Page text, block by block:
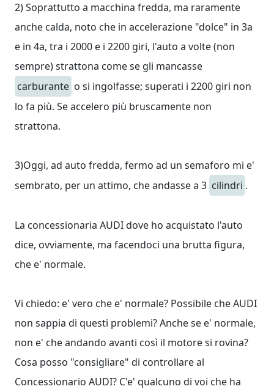
2) Soprattutto a macchina fredda, ma raramente
anche calda, noto che in accelerazione "dolce" in 3a
e in 4a, tra i 2000 e i 2200 giri, l'auto a volte (non
sempre) strattona come se gli mancasse
carburante o si ingolfasse; superati i 2200 giri non
lo fa più. Se accelero più bruscamente non
strattona.
3)Oggi, ad auto fredda, fermo ad un semaforo mi e'
sembrato, per un attimo, che andasse a 3 cilindri .
La concessionaria AUDI dove ho acquistato l'auto
dice, ovviamente, ma facendoci una brutta figura,
che e' normale.
Vi chiedo: e' vero che e' normale? Possibile che AUDI
non sappia di questi problemi? Anche se e' normale,
non e' che andando avanti così il motore si rovina?
Cosa posso "consigliare" di controllare al
Concessionario AUDI? C'e' qualcuno di voi che ha